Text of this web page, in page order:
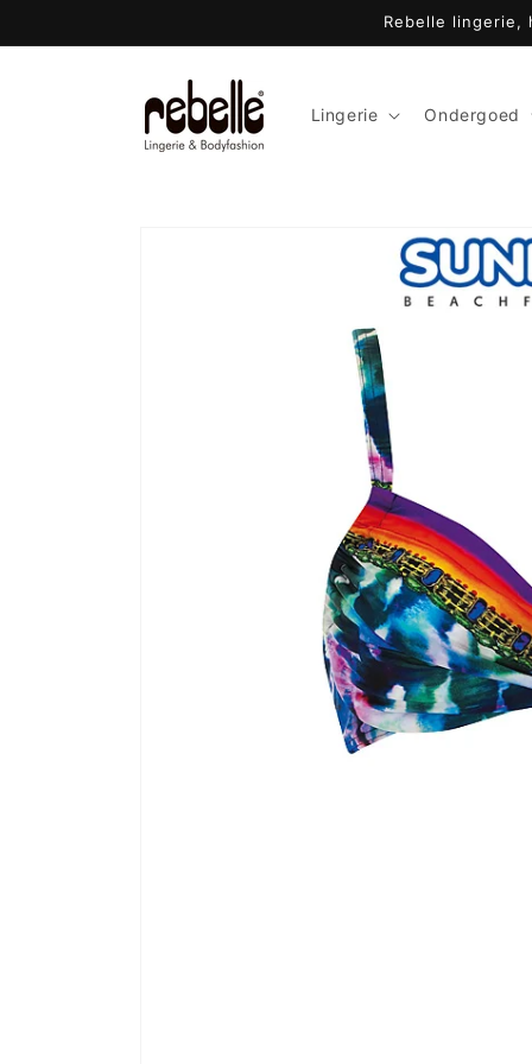
content
Rebelle
Lingerie Ondergoed